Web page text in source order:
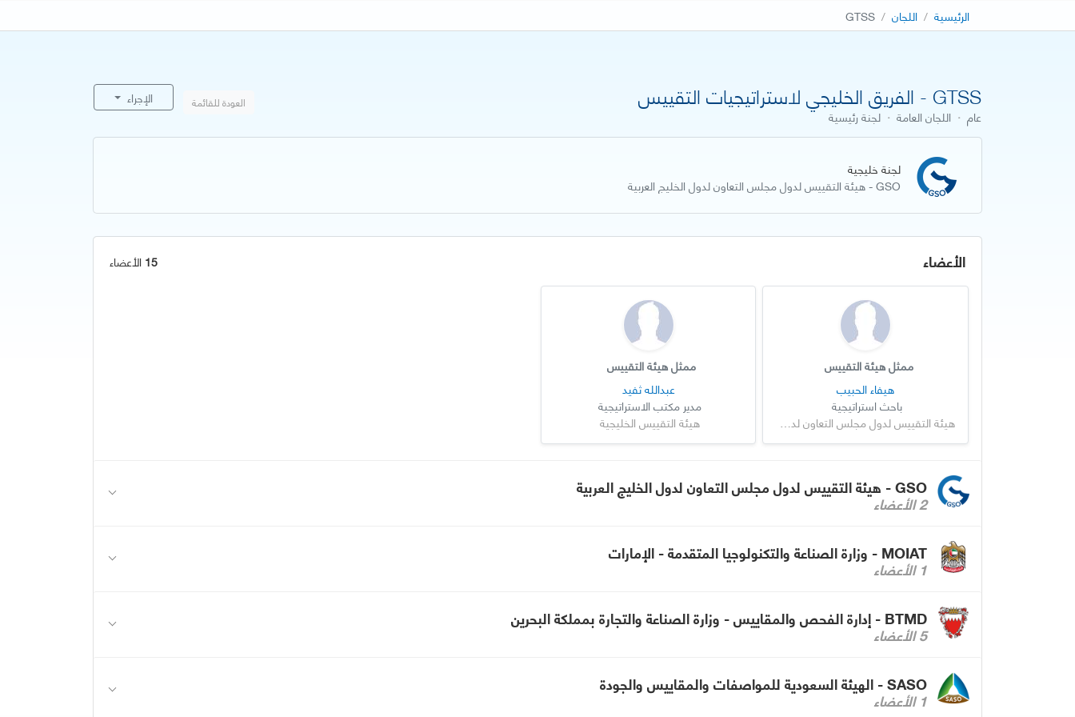
الرئيسية اللجان GTSS
GTSS - الفريق الخليجي لاستراتيجيات التقييس
عام · اللجان العامة · لجنة رئيسية
العودة للقائمة الإجراء
لجنة خليجية
GSO - هيئة التقييس لدول مجلس التعاون لدول الخليج العربية
الأعضاء 15 الأعضاء
ممثل هيئة التقييس
هيفاء الحبيب
باحث استراتيجية
هيئة التقييس لدول مجلس التعاون لدول الخليج العربية
ممثل هيئة التقييس
عبدالله ثفيد
مدير مكتب الاستراتيجية
هيئة التقييس الخليجية
GSO - هيئة التقييس لدول مجلس التعاون لدول الخليج العربية
2 الأعضاء
MOIAT - وزارة الصناعة والتكنولوجيا المتقدمة - الإمارات
1 الأعضاء
BTMD - إدارة الفحص والمقاييس - وزارة الصناعة والتجارة بمملكة البحرين
5 الأعضاء
SASO - الهيئة السعودية للمواصفات والمقاييس والجودة
1 الأعضاء